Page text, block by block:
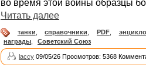
во время этой войны образцы
Читать далее
танки справочники PDF
награды
Советский Союз
laccy 09/05/26 Просмотров: 5368